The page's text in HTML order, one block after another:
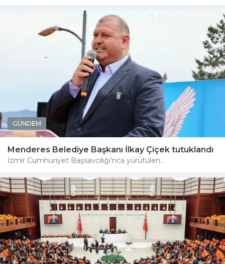
GÜNDEM
Menderes Belediye Başkanı İlkay Çiçek tutuklandı
İzmir Cumhuriyet Başsavcılığı'nca yürütülen...